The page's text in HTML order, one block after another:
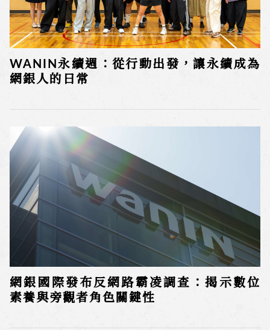
WANIN永續週：從行動出發，讓永續成為
網銀人的日常
網銀國際發布反網路霸凌調查：揭示數位
素養與旁觀者角色關鍵性